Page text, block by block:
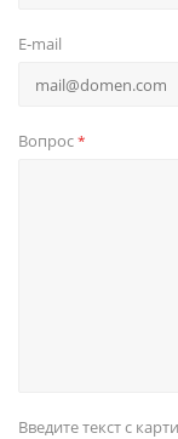
E-mail
Вопрос*
Введите текст с